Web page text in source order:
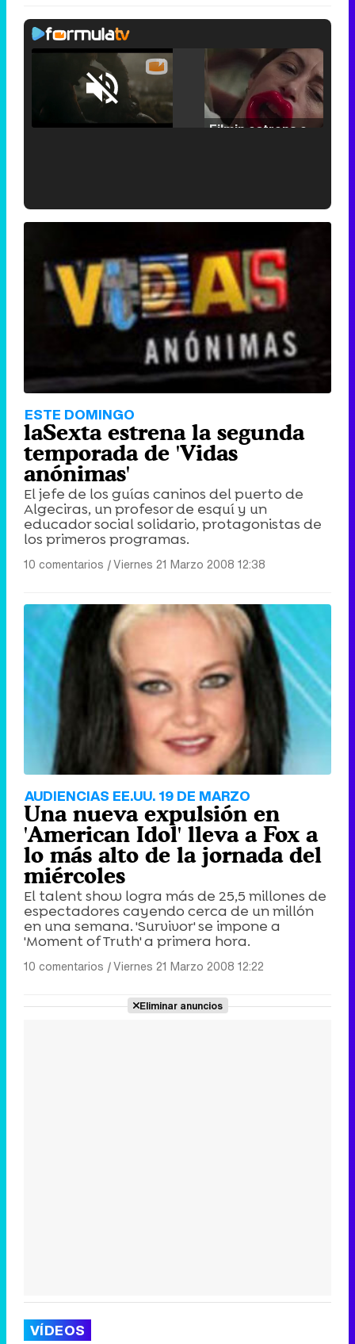
Unmute /
Loaded:
25.30%
'120 Minutos' celebra sus 2.000 programas en Telemadrid con un vídeo del día a día en la redacción
ESTE DOMINGO
laSexta estrena la segunda
temporada de 'Vidas
anónimas'
El jefe de los guías caninos del puerto de
Algeciras, un profesor de esquí y un
educador social solidario, protagonistas de
los primeros programas.
10 comentarios |Viernes 21 Marzo 2008 12:38
AUDIENCIAS EE.UU. 19 DE MARZO
Una nueva expulsión en
'American Idol' lleva a Fox a
lo más alto de la jornada del
miércoles
El talent show logra más de 25,5 millones de
espectadores cayendo cerca de un millón
en una semana. 'Survivor' se impone a
'Moment of Truth' a primera hora.
10 comentarios |Viernes 21 Marzo 2008 12:22
Eliminar anuncios
VÍDEOS